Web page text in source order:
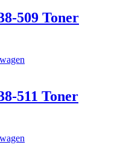
509 Toner
511 Toner